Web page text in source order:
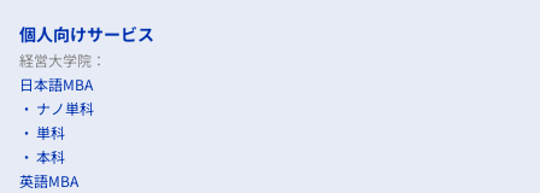
個人向けサービス
経営大学院：
日本語MBA
ナノ単科
単科
本科
英語MBA